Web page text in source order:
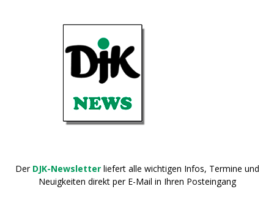
Der DJK-Newsletterliefert alle wichtigen Infos, Termine und
Neuigkeiten direkt per E-Mail in Ihren Posteingang